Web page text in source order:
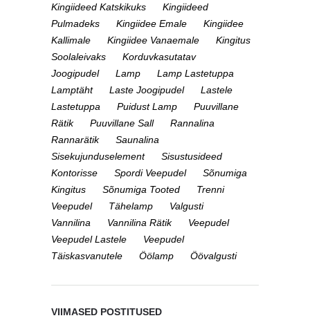
Kingiideed Katskikuks
Kingiideed
Pulmadeks
Kingiidee Emale
Kingiidee
Kallimale
Kingiidee Vanaemale
Kingitus
Soolaleivaks
Korduvkasutatav
Joogipudel
Lamp
Lamp Lastetuppa
Lamptäht
Laste Joogipudel
Lastele
Lastetuppa
Puidust Lamp
Puuvillane
Rätik
Puuvillane Sall
Rannalina
Rannarätik
Saunalina
Sisekujunduselement
Sisustusideed
Kontorisse
Spordi Veepudel
Sõnumiga
Kingitus
Sõnumiga Tooted
Trenni
Veepudel
Tähelamp
Valgusti
Vannilina
Vannilina Rätik
Veepudel
Veepudel Lastele
Veepudel
Täiskasvanutele
Öölamp Öövalgusti
VIIMASED POSTITUSED